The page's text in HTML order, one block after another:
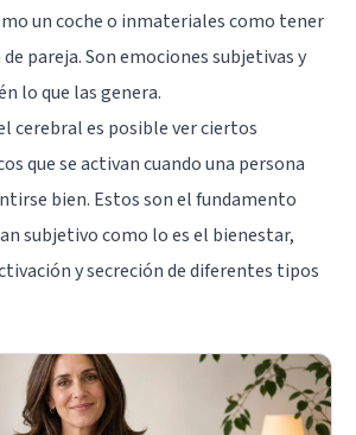
un coche o inmateriales como tener
pareja. Son emociones subjetivas y
lo que las genera.
cerebral es posible ver ciertos
que se activan cuando una persona
bien. Estos son el fundamento
subjetivo como lo es el bienestar,
y secreción de diferentes tipos